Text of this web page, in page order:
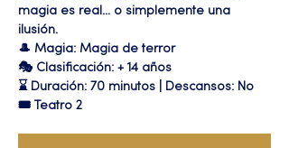
magia es real… o simplemente una
ilusión.
🎩 Magia: Magia de terror
🎭 Clasificación: + 14 años
⌛ Duración: 70 minutos | Descansos: No
🎟 Teatro 2